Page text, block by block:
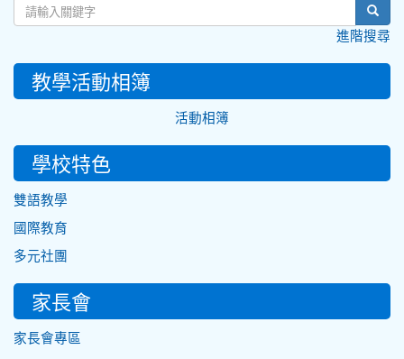
進階搜尋
教學活動相簿
活動相簿
學校特色
雙語教學
國際教育
多元社團
家長會
家長會專區